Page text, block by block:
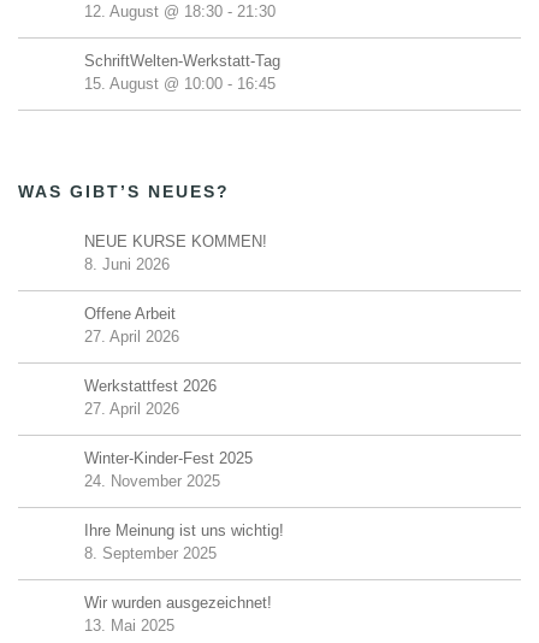
12. August @ 18:30 - 21:30
SchriftWelten-Werkstatt-Tag
15. August @ 10:00 - 16:45
WAS GIBT’S NEUES?
NEUE KURSE KOMMEN!
8. Juni 2026
Offene Arbeit
27. April 2026
Werkstattfest 2026
27. April 2026
Winter-Kinder-Fest 2025
24. November 2025
Ihre Meinung ist uns wichtig!
8. September 2025
Wir wurden ausgezeichnet!
13. Mai 2025